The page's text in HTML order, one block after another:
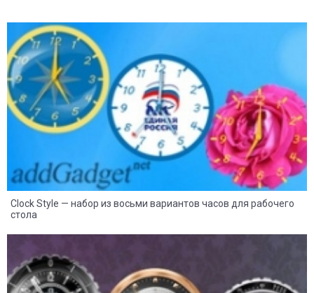
Clock Style — набор из восьми вариантов часов для рабочего
стола